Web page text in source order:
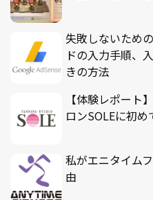
失敗しないため
ドの入力手順、
きの方法
【体験レポート
ロンSOLEに初
私がエニタイム
由